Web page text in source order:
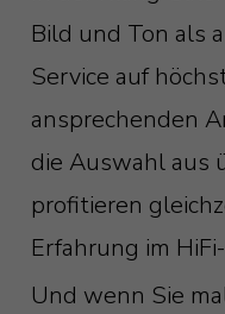
Bild und Ton als
Service auf
ansprechenden
die Auswahl aus
profitieren
Erfahrung im
Und wenn Sie